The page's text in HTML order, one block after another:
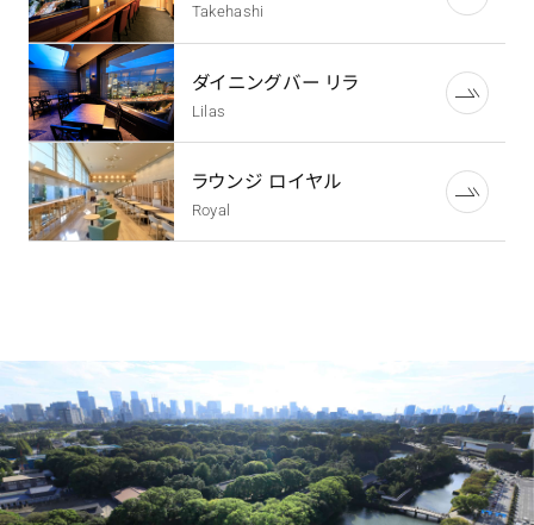
Takehashi
ダイニングバー リラ
Lilas
ラウンジ ロイヤル
Royal